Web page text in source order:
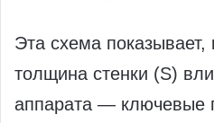
Эта схема показывает,
толщина стенки (S)
аппарата — ключевые